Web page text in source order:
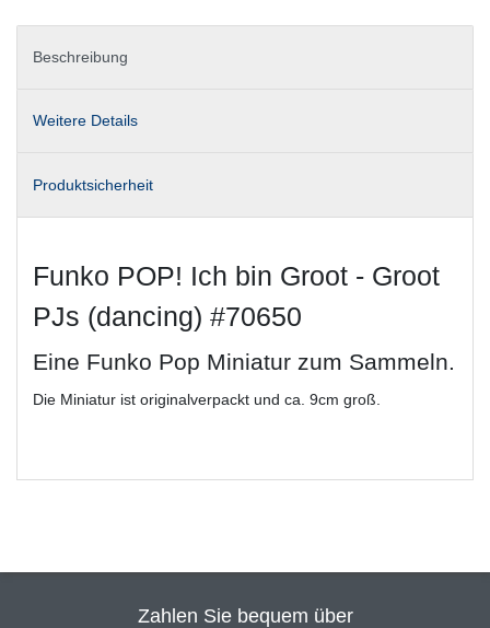
Beschreibung
Weitere Details
Produktsicherheit
Funko POP! Ich bin Groot - Groot
PJs (dancing) #70650
Eine Funko Pop Miniatur zum Sammeln.
Die Miniatur ist originalverpackt und ca. 9cm groß.
Zahlen Sie bequem über